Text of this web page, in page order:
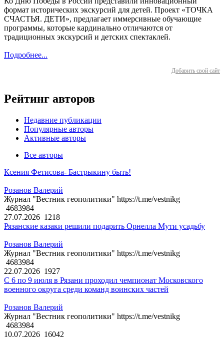
формат исторических экскурсий для детей. Проект «ТОЧКА
СЧАСТЬЯ. ДЕТИ», предлагает иммерсивные обучающие
программы, которые кардинально отличаются от
традиционных экскурсий и детских спектаклей.
Подробнее...
Добавить свой сайт
Рейтинг авторов
Недавние публикации
Популярные авторы
Активные авторы
Все авторы
Ксения Фетисова- Бастрыкину быть!
Розанов Валерий
Журнал "Вестник геополитики" https://t.me/vestnikg
4683984
27.07.2026 1218
Рязанские казаки решили подарить Орнелла Мути усадьбу
Розанов Валерий
Журнал "Вестник геополитики" https://t.me/vestnikg
4683984
22.07.2026 1927
С 6 по 9 июля в Рязани проходил чемпионат Московского
военного округа среди команд воинских частей
Розанов Валерий
Журнал "Вестник геополитики" https://t.me/vestnikg
4683984
10.07.2026 16042